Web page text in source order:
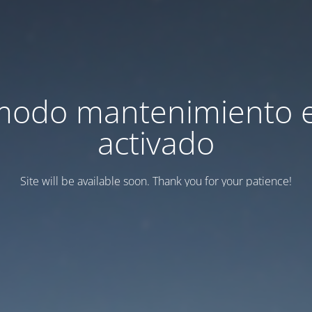
mantenimiento
activado
Site will be available soon. Thank you for your patience!